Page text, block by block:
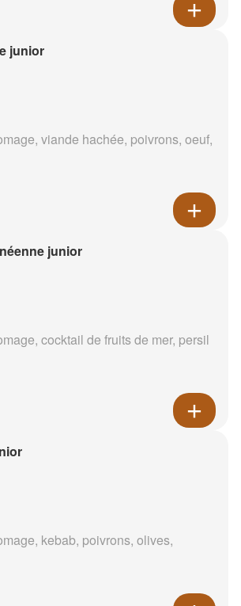
junior
viande hachée, poivrons, oeuf,
junior
cocktail de fruits de mer, persil
kebab, poivrons, olives,